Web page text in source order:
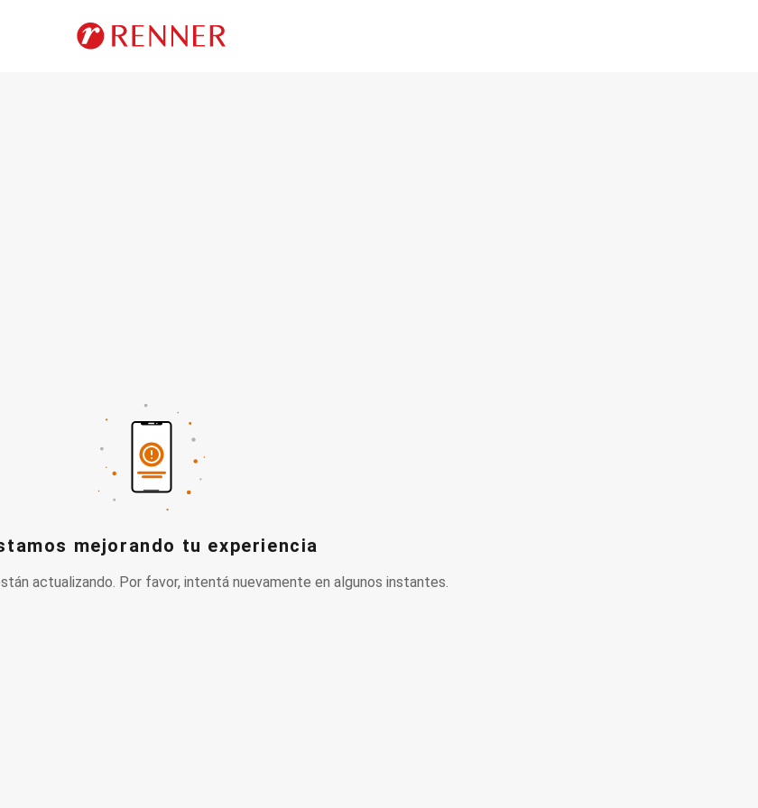
mejorando tu experiencia
actualizando. Por favor, intentá nuevamente en algunos instantes.